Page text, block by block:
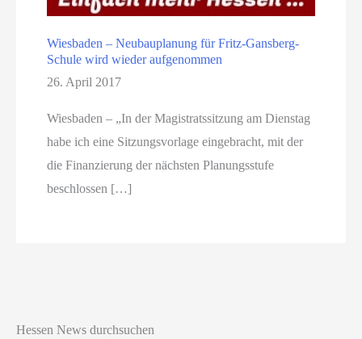
Wiesbaden – Neubauplanung für Fritz-Gansberg-
Schule wird wieder aufgenommen
26. April 2017
Wiesbaden – „In der Magistratssitzung am Dienstag
habe ich eine Sitzungsvorlage eingebracht, mit der
die Finanzierung der nächsten Planungsstufe
beschlossen […]
Hessen News durchsuchen